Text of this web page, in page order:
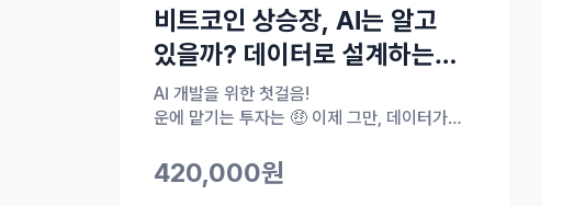
비트코인 상승장, AI는 알고
있을까? 데이터로 설계하는
나만의 투자 알고리즘
AI 개발을 위한 첫걸음!
운에 맡기는 투자는 🤑 이제 그만, 데이터가
420,000원